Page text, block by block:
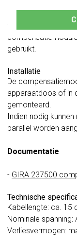
factoren variëren.
gebruikt.
Installatie
De
apparaatdoos of in
gemonteerd.
Indien nodig
parallel worden
Documentatie
- GIRA 237500
Technische
Kabellengte: ca. 15
Nominale spanning:
Verliesvermogen: